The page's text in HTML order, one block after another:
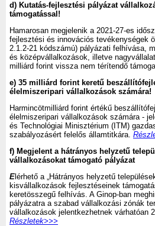
d) Kutatás-fejlesztési pályázat
támogatással!
Hamarosan megjelenik a 2021-27-es
fejlesztési és innovációs tevékenységek
2.1.2-21 kódszámú) pályázati felhívása,
és középvállalkozások, illetve
milliárd forint vissza nem térítendő
e) 35 milliárd forint keretű
élelmiszeripari vállalkozások számára!
Harmincötmilliárd forint értékű
élelmiszeripari vállalkozások számára -
és Technológiai Minisztérium (ITM)
szabályozásért felelős államtitkára.
f) Megjelent a hátrányos helyzetű
vállalkozásokat támogató pályázat
E lérhető a „Hátrányos helyzetű
kisvállalkozások fejlesztéseinek
keretösszegű felhívás. A Ginop-ban
pályázatra a szabad vállalkozási zónák
vállalkozások jelentkezhetnek várhatóan
Részletek>>>